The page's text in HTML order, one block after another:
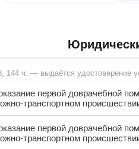
144 ч. — выдаётся удостоверение
первой доврачебной
транспортном
первой доврачебной
транспортном